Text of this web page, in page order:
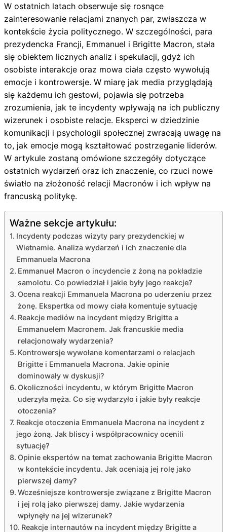
W ostatnich latach obserwuje się rosnące
zainteresowanie relacjami znanych par, zwłaszcza w
kontekście życia politycznego. W szczególności, para
prezydencka Francji, Emmanuel i Brigitte Macron, stała
się obiektem licznych analiz i spekulacji, gdyż ich
osobiste interakcje oraz mowa ciała często wywołują
emocje i kontrowersje. W miarę jak media przyglądają
się każdemu ich gestowi, pojawia się potrzeba
zrozumienia, jak te incydenty wpływają na ich publiczny
wizerunek i osobiste relacje. Eksperci w dziedzinie
komunikacji i psychologii społecznej zwracają uwagę na
to, jak emocje mogą kształtować postrzeganie liderów.
W artykule zostaną omówione szczegóły dotyczące
ostatnich wydarzeń oraz ich znaczenie, co rzuci nowe
światło na złożoność relacji Macronów i ich wpływ na
francuską politykę.
Ważne sekcje artykułu:
Incydenty podczas wizyty pary prezydenckiej w
Wietnamie. Analiza wydarzeń i ich znaczenie dla
Emmanuela Macrona
Emmanuel Macron o incydencie z żoną na pokładzie
samolotu. Co powiedział i jakie były jego reakcje?
Ocena reakcji Emmanuela Macrona po uderzeniu przez
żonę. Ekspertka od mowy ciała komentuje sytuację
Reakcje mediów na incydent między Brigitte a
Emmanuelem Macronem. Jak francuskie media
relacjonowały wydarzenia?
Kontrowersje wywołane komentarzami o relacjach
Brigitte i Emmanuela Macrona. Jakie opinie
dominowały w dyskusji?
Okoliczności incydentu, w którym Brigitte Macron
uderzyła męża. Co się wydarzyło i jakie były reakcje
otoczenia?
Reakcje otoczenia Emmanuela Macrona na incydent z
jego żoną. Jak bliscy i współpracownicy ocenili
sytuację?
Opinie ekspertów na temat zachowania Brigitte Macron
w kontekście incydentu. Jak oceniają jej rolę jako
pierwszej damy?
Wcześniejsze kontrowersje związane z Brigitte Macron
i jej rolą jako pierwszej damy. Jakie wydarzenia
wpłynęły na jej wizerunek?
Reakcje internautów na incydent między Brigitte a